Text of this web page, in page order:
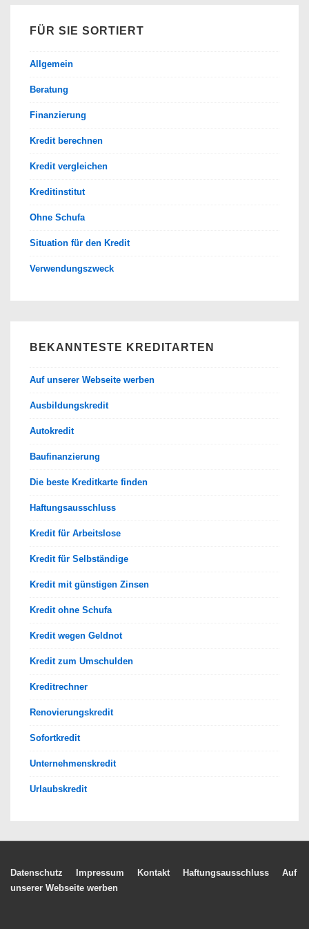
FÜR SIE SORTIERT
Allgemein
Beratung
Finanzierung
Kredit berechnen
Kredit vergleichen
Kreditinstitut
Ohne Schufa
Situation für den Kredit
Verwendungszweck
BEKANNTESTE KREDITARTEN
Auf unserer Webseite werben
Ausbildungskredit
Autokredit
Baufinanzierung
Die beste Kreditkarte finden
Haftungsausschluss
Kredit für Arbeitslose
Kredit für Selbständige
Kredit mit günstigen Zinsen
Kredit ohne Schufa
Kredit wegen Geldnot
Kredit zum Umschulden
Kreditrechner
Renovierungskredit
Sofortkredit
Unternehmenskredit
Urlaubskredit
Footer-
Datenschutz Impressum Kontakt Haftungsausschluss
Auf
unserer Webseite werben